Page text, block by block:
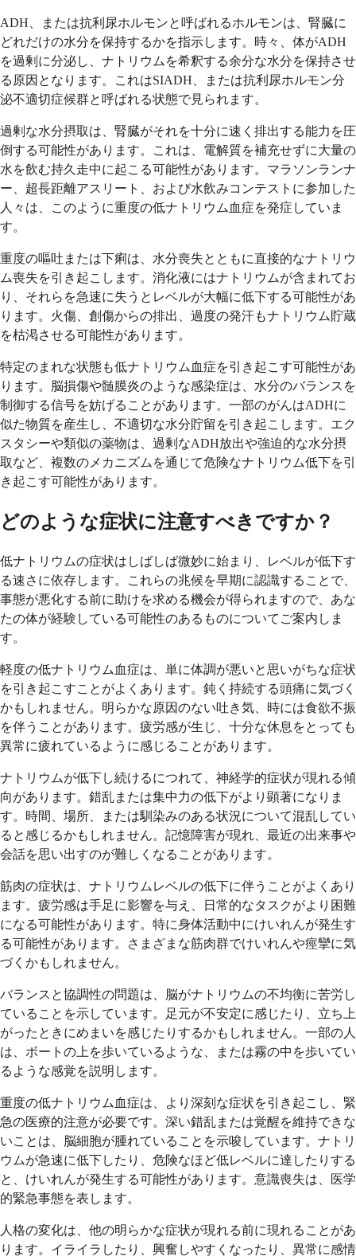
ADH、または抗利尿ホルモンと呼ばれるホルモンは、腎臓に
どれだけの水分を保持するかを指示します。時々、体がADH
を過剰に分泌し、ナトリウムを希釈する余分な水分を保持させ
る原因となります。これはSIADH、または抗利尿ホルモン分
泌不適切症候群と呼ばれる状態で見られます。
過剰な水分摂取は、腎臓がそれを十分に速く排出する能力を圧
倒する可能性があります。これは、電解質を補充せずに大量の
水を飲む持久走中に起こる可能性があります。マラソンランナ
ー、超長距離アスリート、および水飲みコンテストに参加した
人々は、このように重度の低ナトリウム血症を発症していま
す。
重度の嘔吐または下痢は、水分喪失とともに直接的なナトリウ
ム喪失を引き起こします。消化液にはナトリウムが含まれてお
り、それらを急速に失うとレベルが大幅に低下する可能性があ
ります。火傷、創傷からの排出、過度の発汗もナトリウム貯蔵
を枯渇させる可能性があります。
特定のまれな状態も低ナトリウム血症を引き起こす可能性があ
ります。脳損傷や髄膜炎のような感染症は、水分のバランスを
制御する信号を妨げることがあります。一部のがんはADHに
似た物質を産生し、不適切な水分貯留を引き起こします。エク
スタシーや類似の薬物は、過剰なADH放出や強迫的な水分摂
取など、複数のメカニズムを通じて危険なナトリウム低下を引
き起こす可能性があります。
どのような症状に注意すべきですか？
低ナトリウムの症状はしばしば微妙に始まり、レベルが低下す
る速さに依存します。これらの兆候を早期に認識することで、
事態が悪化する前に助けを求める機会が得られますので、あな
たの体が経験している可能性のあるものについてご案内しま
す。
軽度の低ナトリウム血症は、単に体調が悪いと思いがちな症状
を引き起こすことがよくあります。鈍く持続する頭痛に気づく
かもしれません。明らかな原因のない吐き気、時には食欲不振
を伴うことがあります。疲労感が生じ、十分な休息をとっても
異常に疲れているように感じることがあります。
ナトリウムが低下し続けるにつれて、神経学的症状が現れる傾
向があります。錯乱または集中力の低下がより顕著になりま
す。時間、場所、または馴染みのある状況について混乱してい
ると感じるかもしれません。記憶障害が現れ、最近の出来事や
会話を思い出すのが難しくなることがあります。
筋肉の症状は、ナトリウムレベルの低下に伴うことがよくあり
ます。疲労感は手足に影響を与え、日常的なタスクがより困難
になる可能性があります。特に身体活動中にけいれんが発生す
る可能性があります。さまざまな筋肉群でけいれんや痙攣に気
づくかもしれません。
バランスと協調性の問題は、脳がナトリウムの不均衡に苦労し
ていることを示しています。足元が不安定に感じたり、立ち上
がったときにめまいを感じたりするかもしれません。一部の人
は、ボートの上を歩いているような、または霧の中を歩いてい
るような感覚を説明します。
重度の低ナトリウム血症は、より深刻な症状を引き起こし、緊
急の医療的注意が必要です。深い錯乱または覚醒を維持できな
いことは、脳細胞が腫れていることを示唆しています。ナトリ
ウムが急速に低下したり、危険なほど低レベルに達したりする
と、けいれんが発生する可能性があります。意識喪失は、医学
的緊急事態を表します。
人格の変化は、他の明らかな症状が現れる前に現れることがあ
ります。イライラしたり、興奮しやすくなったり、異常に感情